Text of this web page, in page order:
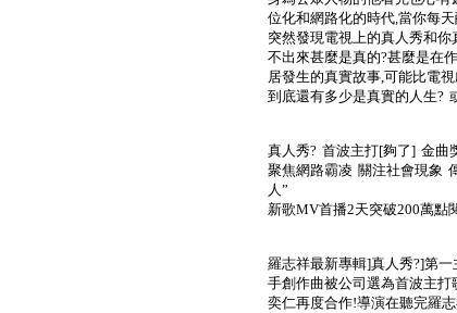
位化和網路化的時代,當你每
突然發現電視上的真人秀和
不出來甚麼是真的?甚麼是在
居發生的真實故事,可能比電
到底還有多少是真實的人生?
真人秀? 首波主打[夠了] 金曲
聚焦網路霸凌 關注社會現象
人”
新歌MV首播2天突破200萬點
羅志祥最新專輯]真人秀?]第
手創作曲被公司選為首波主
奕仁再度合作!導演在聽完羅